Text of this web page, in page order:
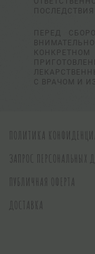
ПЕРЕД
С ВРАЧОМ И
ПОЛИТИКА
ЗАПРОС ПЕРСОНАЛЬНЫХ
ПУБЛИЧНАЯ ОФЕРТА
ДОСТАВКА